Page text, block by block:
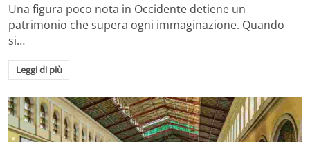
Una figura poco nota in Occidente detiene un
patrimonio che supera ogni immaginazione. Quando
si…
Leggi di più